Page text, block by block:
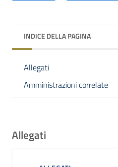
INDICE DELLA PAGINA
Allegati
Amministrazioni correlate
Allegati